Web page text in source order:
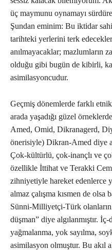
üç maymunu oynamayı
Şundan eminim: Bu iktidar
tarihteki yerlerini terk
anılmayacaklar; mazlumların
olduğu gibi bugün de kibirli,
asimilasyoncudur.
Geçmiş dönemlerde farklı
arada yaşadığı güzel
Amed, Omid, Dikranagerd,
önerisiyle) Dikran-Amed diye
Çok-kültürlü, çok-inançlı ve
özellikle İttihat ve Terakki
zihniyetiyle hareket edenlerce
almaz çalışma kısmen de olsa
Sünni-Milliyetçi-Türk olanların
düşman” diye algılanmıştır.
yağmalanma, yok sayılma,
asimilasyon olmuştur. Bu akıl